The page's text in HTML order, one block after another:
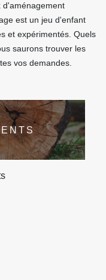
d'aménagement
est un jeu d'enfant
et expérimentés. Quels
saurons trouver les
vos demandes.